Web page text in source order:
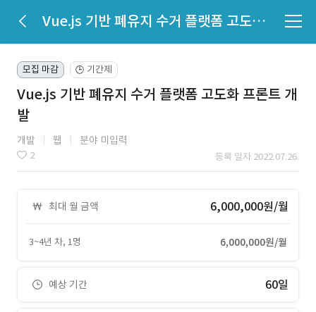
Vue.js 기반 폐유지 수거 플랫폼 고도화 프론트 개발
모집 마감 🕒 기간제
Vue.js 기반 폐유지 수거 플랫폼 고도화 프론트 개
발
개발 웹 분야 미입력
2 등록 일자 2022.07.26.
최대 월 금액 6,000,000원/월
3~4년 차, 1명 6,000,000원/월
예상 기간 60일